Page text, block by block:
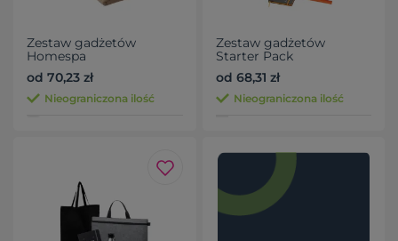
Zestaw gadżetów
Homespa
od 70,23 zł
Nieograniczona ilość
Zestaw gadżetów
Starter Pack
od 68,31 zł
Nieograniczona ilość